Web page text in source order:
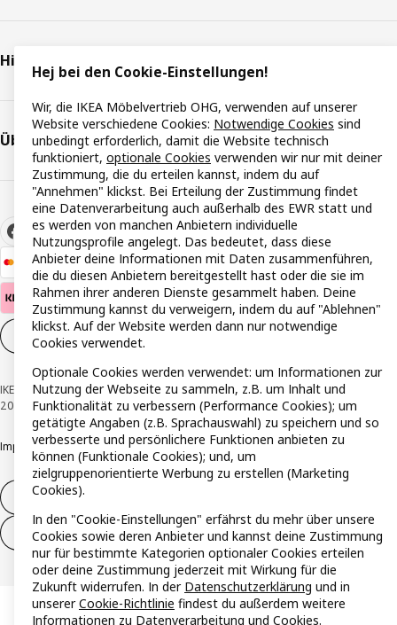
Hilfe & Support
Über IKEA
Cookie-Einstellungen DE
IKEA Österreich - Südring, 2334 Vösendorf © Inter IKEA Systems B.V. 1999-
2026
ImpressumDatenschutzerklärungCookie RichtlinieResponsible Disclosure
Widerruf / Rückgabe
Widerrufsrecht ausüben (Services)
Hej bei den Cookie-Einstellungen!
Wir, die IKEA Möbelvertrieb OHG, verwenden auf unserer
Website verschiedene Cookies: Notwendige Cookies sind
unbedingt erforderlich, damit die Website technisch
funktioniert, optionale Cookies verwenden wir nur mit deiner
Zustimmung, die du erteilen kannst, indem du auf
"Annehmen" klickst. Bei Erteilung der Zustimmung findet
eine Datenverarbeitung auch außerhalb des EWR statt und
es werden von manchen Anbietern individuelle
Nutzungsprofile angelegt. Das bedeutet, dass diese
Anbieter deine Informationen mit Daten zusammenführen,
die du diesen Anbietern bereitgestellt hast oder die sie im
Rahmen ihrer anderen Dienste gesammelt haben. Deine
Zustimmung kannst du verweigern, indem du auf "Ablehnen"
klickst. Auf der Website werden dann nur notwendige
Cookies verwendet.
Optionale Cookies werden verwendet: um Informationen zur
Nutzung der Webseite zu sammeln, z.B. um Inhalt und
Funktionalität zu verbessern (Performance Cookies); um
getätigte Angaben (z.B. Sprachauswahl) zu speichern und so
verbesserte und persönlichere Funktionen anbieten zu
können (Funktionale Cookies); und, um
zielgruppenorientierte Werbung zu erstellen (Marketing
Cookies).
In den "Cookie-Einstellungen" erfährst du mehr über unsere
Cookies sowie deren Anbieter und kannst deine Zustimmung
nur für bestimmte Kategorien optionaler Cookies erteilen
oder deine Zustimmung jederzeit mit Wirkung für die
Zukunft widerrufen. In der Datenschutzerklärung und in
unsererCookie-Richtlinie findest du außerdem weitere
Informationen zu Datenverarbeitung und Cookies.